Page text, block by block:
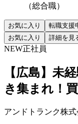
（総合職）
お気に入り
転職支援
お気に入り
詳細を見
NEW正社員
【広島】未
き集まれ！
アンドトランク株式